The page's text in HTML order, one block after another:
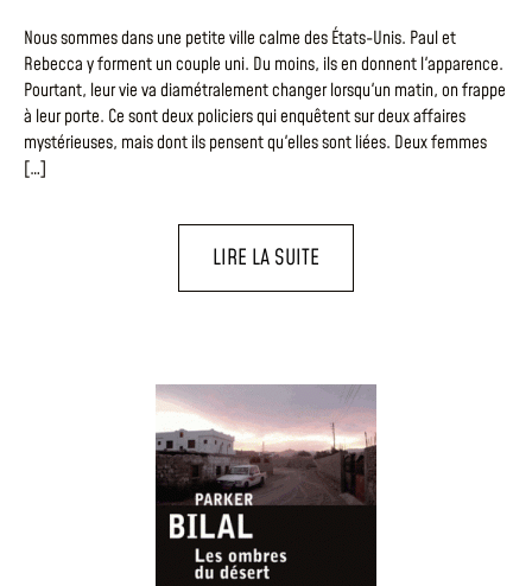
Nous sommes dans une petite ville calme des États-Unis. Paul et
Rebecca y forment un couple uni. Du moins, ils en donnent l'apparence.
Pourtant, leur vie va diamétralement changer lorsqu'un matin, on frappe
à leur porte. Ce sont deux policiers qui enquêtent sur deux affaires
mystérieuses, mais dont ils pensent qu'elles sont liées. Deux femmes
[…]
LIRE LA SUITE